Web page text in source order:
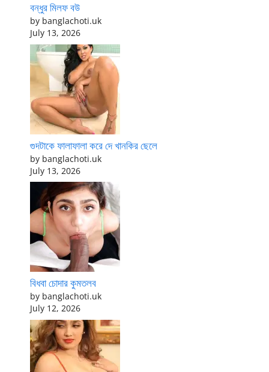
বন্ধুর মিলফ বউ
by banglachoti.uk
July 13, 2026
গুদটাকে ফালাফালা করে দে খানকির ছেলে
by banglachoti.uk
July 13, 2026
বিধবা চোদার কুমতলব
by banglachoti.uk
July 12, 2026